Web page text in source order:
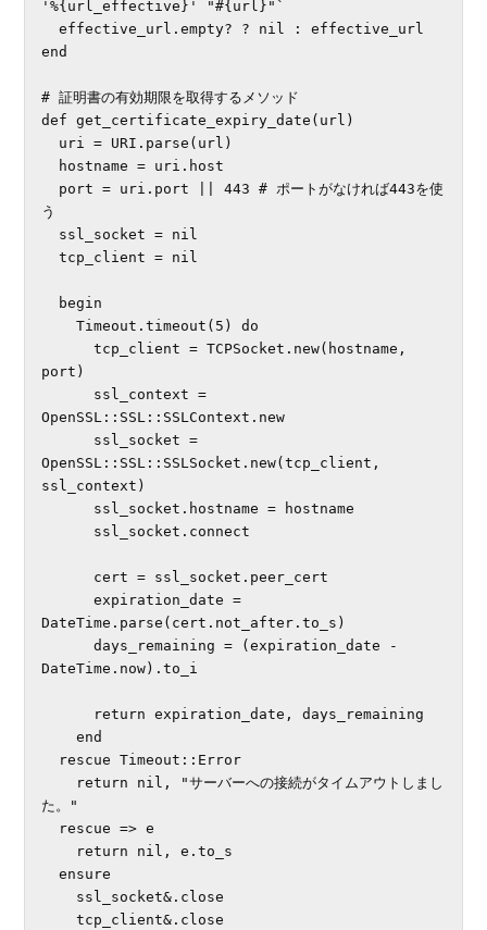
'%{url_effective}' "#{url}"`
  effective_url.empty? ? nil : effective_url
end
# 証明書の有効期限を取得するメソッド
def get_certificate_expiry_date(url)
う
  tcp_client = nil
    Timeout.timeout(5) do
      tcp_client = TCPSocket.new(hostname,
port)
OpenSSL::SSL::SSLContext.new
OpenSSL::SSL::SSLSocket.new(tcp_client,
ssl_context)
      expiration_date =
DateTime.parse(cert.not_after.to_s)
      days_remaining = (expiration_date -
DateTime.now).to_i
    end
た。"
  ensure
    tcp_client&.close